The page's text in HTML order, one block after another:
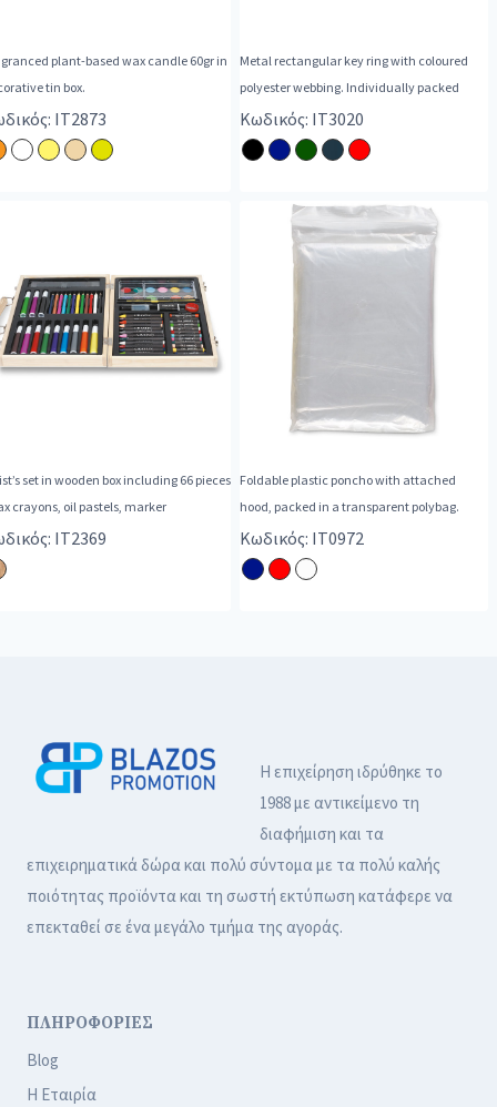
plant-based wax candle 60gr in
tin box.
IT2873
Metal rectangular key ring with coloured
polyester webbing. Individually packed
Κωδικός: IT3020
set in wooden box including 66 pieces
crayons, oil pastels, marker
IT2369
Foldable plastic poncho with attached
hood, packed in a transparent polybag.
Κωδικός: IT0972
Η επιχείρηση ιδρύθηκε το
1988 με αντικείμενο τη
διαφήμιση και τα
επιχειρηματικά δώρα και πολύ σύντομα με τα πολύ καλής
ποιότητας προϊόντα και τη σωστή εκτύπωση κατάφερε να
επεκταθεί σε ένα μεγάλο τμήμα της αγοράς.
ΠΛΗΡΟΦΟΡΙΕΣ
Blog
Η Εταιρία